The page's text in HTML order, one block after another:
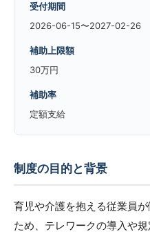
受付期間
2026-06-15〜2027-02-26
補助上限額
30万円
補助率
定額支給
制度の目的と背景
育児や介護を抱える従業員
ため、テレワークの導入や